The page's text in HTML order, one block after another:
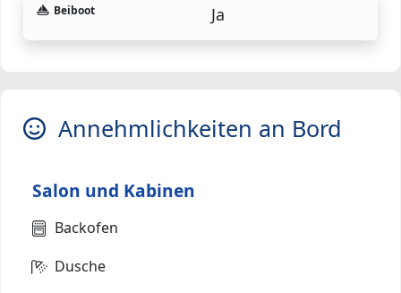
Beiboot Ja
Annehmlichkeiten an Bord
Salon und Kabinen
Backofen
Dusche